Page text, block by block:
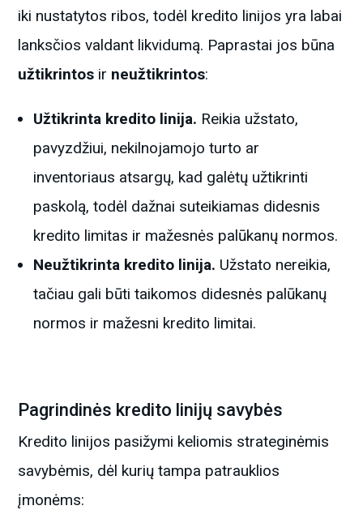
iki nustatytos ribos, todėl kredito linijos yra labai
lanksčios valdant likvidumą. Paprastai jos būna
užtikrintos ir neužtikrintos:
Užtikrinta kredito linija. Reikia užstato,
pavyzdžiui, nekilnojamojo turto ar
inventoriaus atsargų, kad galėtų užtikrinti
paskolą, todėl dažnai suteikiamas didesnis
kredito limitas ir mažesnės palūkanų normos.
Neužtikrinta kredito linija. Užstato nereikia,
tačiau gali būti taikomos didesnės palūkanų
normos ir mažesni kredito limitai.
Pagrindinės kredito linijų savybės
Kredito linijos pasižymi keliomis strateginėmis
savybėmis, dėl kurių tampa patrauklios
įmonėms: